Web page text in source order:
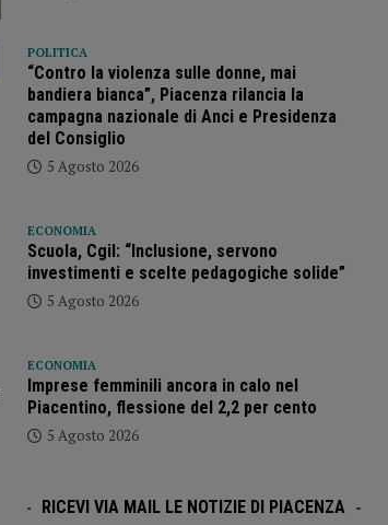
POLITICA
“Contro la violenza sulle donne, mai
bandiera bianca”, Piacenza rilancia la
campagna nazionale di Anci e Presidenza
del Consiglio
5 Agosto 2026
ECONOMIA
Scuola, Cgil: “Inclusione, servono
investimenti e scelte pedagogiche solide”
5 Agosto 2026
ECONOMIA
Imprese femminili ancora in calo nel
Piacentino, flessione del 2,2 per cento
5 Agosto 2026
RICEVI VIA MAIL LE NOTIZIE DI PIACENZA